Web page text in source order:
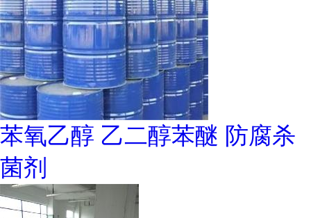
苯氧乙醇 乙二醇苯醚 防腐杀
菌剂